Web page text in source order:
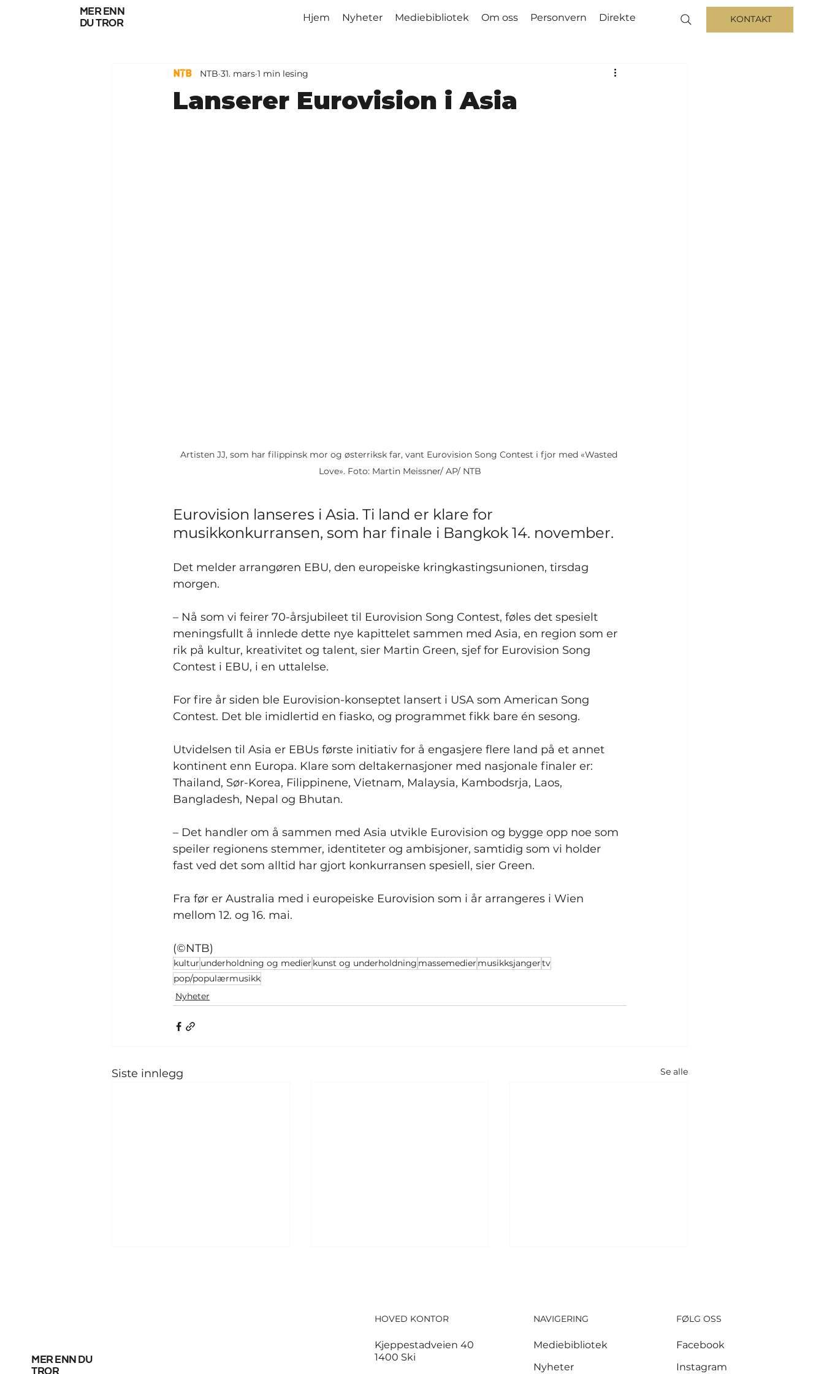
mer enn
du tror
Hjem Nyheter Mediebibliotek Om oss Personvern Direkte KONTAKT
Lanserer Eurovision i Asia
NTB 31. mars 1 min lesing
Artisten JJ, som har filippinsk mor og østerriksk far, vant Eurovision Song Contest i fjor med «Wasted
Love». Foto: Martin Meissner/ AP/ NTB
Eurovision lanseres i Asia. Ti land er klare for
musikkonkurransen, som har finale i Bangkok 14. november.
Det melder arrangøren EBU, den europeiske kringkastingsunionen, tirsdag
morgen.
– Nå som vi feirer 70-årsjubileet til Eurovision Song Contest, føles det spesielt
meningsfullt å innlede dette nye kapittelet sammen med Asia, en region som er
rik på kultur, kreativitet og talent, sier Martin Green, sjef for Eurovision Song
Contest i EBU, i en uttalelse.
For fire år siden ble Eurovision-konseptet lansert i USA som American Song
Contest. Det ble imidlertid en fiasko, og programmet fikk bare én sesong.
Utvidelsen til Asia er EBUs første initiativ for å engasjere flere land på et annet
kontinent enn Europa. Klare som deltakernasjoner med nasjonale finaler er:
Thailand, Sør-Korea, Filippinene, Vietnam, Malaysia, Kambodsrja, Laos,
Bangladesh, Nepal og Bhutan.
– Det handler om å sammen med Asia utvikle Eurovision og bygge opp noe som
speiler regionens stemmer, identiteter og ambisjoner, samtidig som vi holder
fast ved det som alltid har gjort konkurransen spesiell, sier Green.
Fra før er Australia med i europeiske Eurovision som i år arrangeres i Wien
mellom 12. og 16. mai.
(©NTB)
kultur underholdning og medier kunst og underholdning massemedier musikksjangertv
pop/populærmusikk
Nyheter
Siste innlegg Se alle
3,7 millioner kroner
mer enn du
tror
HOVED KONTOR
Kjeppestadveien 40
1400 Ski
NAVIGERING
Mediebibliotek
Nyheter
FØLG OSS
Facebook
Instagram